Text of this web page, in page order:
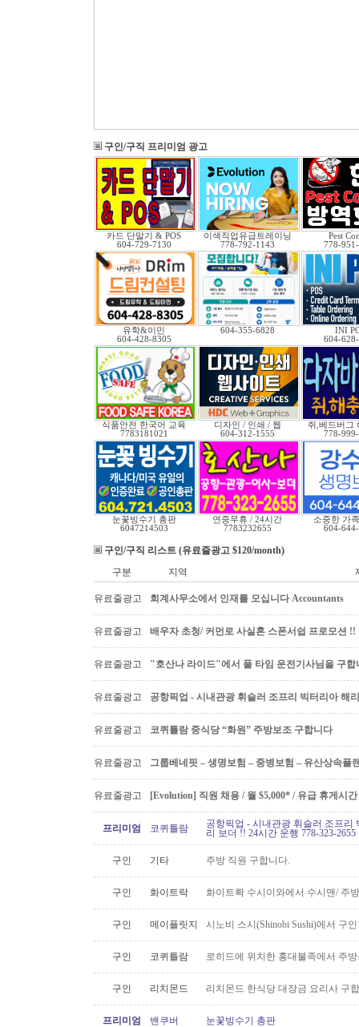
구인/구직 프리미엄 광고
카드 단말기 & POS
604-729-7130
이색직업유급트레이닝
778-792-1143
Pest
778-
유학&이민
604-428-8305
604-355-6828
INI
604-
식품안전 한국어 교육
7783181021
디자인 / 인쇄 / 웹
604-312-1555
쥐,베드버그
778-
눈꽃빙수기 총판
6047214503
연중무휴 / 24시간
7783232655
소중한 가
604-
구인/구직 리스트 (유료줄광고 $120/month)
구분
지역
유료줄광고 회계사무소에서 인재를 모십니다 Accountants
유료줄광고 배우자 초청/ 커먼로 사실혼 스폰서쉽 프로모션 !!
유료줄광고 "호산나 라이드"에서 풀 타임 운전기사님을 구합
유료줄광고 공항픽업 - 시내관광 휘슬러 조프리 빅터리아 해
유료줄광고 코퀴틀람 중식당 “화원” 주방보조 구합니다
유료줄광고 그룹베네핏 – 생명보험 – 중병보험 – 유산상속플
유료줄광고 [Evolution] 직원 채용 / 월 $5,000* / 유급 휴게시
프리미엄 코퀴틀람
공항픽업 - 시내관광 휘슬러 조프
리 보더 !! 24시간 운행 778-323-2655
구인 기타 주방 직원 구합니다.
구인 화이트락 화이트롹 수시이와에서 수시맨/ 주
구인 메이플릿지 시노비 스시(Shinobi Sushi)에서 구
구인 코퀴틀람 로히드에 위치한 홍대불족에서 주
구인 리치몬드 리치몬드 한식당 대장금 요리사 구
프리미엄 밴쿠버 눈꽃빙수기 총판